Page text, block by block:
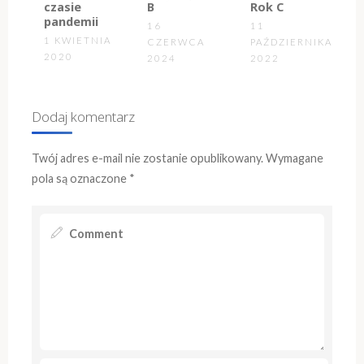
czasie
pandemii
1 KWIETNIA
2020
B
16
CZERWCA
2024
Rok C
11
PAŹDZIERNIKA
2022
Dodaj komentarz
Twój adres e-mail nie zostanie opublikowany.Wymagane
pola są oznaczone *